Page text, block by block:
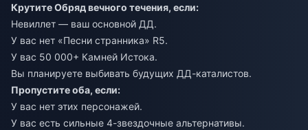
Крутите Обряд вечного течения, если:
Невиллет — ваш основной ДД.
У вас нет «Песни странника» R5.
У вас 50 000+ Камней Истока.
Вы планируете выбивать будущих ДД-каталистов.
Пропустите оба, если:
У вас нет этих персонажей.
У вас есть сильные 4-звездочные альтернативы.